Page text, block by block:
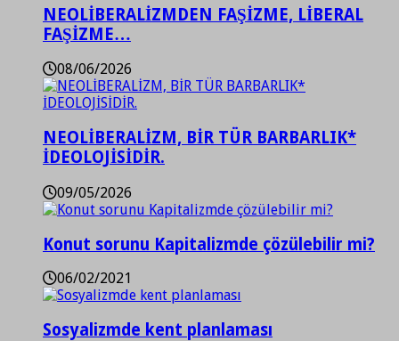
NEOLİBERALİZMDEN FAŞİZME, LİBERAL
FAŞİZME…
08/06/2026
NEOLİBERALİZM, BİR TÜR BARBARLIK*
İDEOLOJİSİDİR.
09/05/2026
Konut sorunu Kapitalizmde çözülebilir mi?
06/02/2021
Sosyalizmde kent planlaması